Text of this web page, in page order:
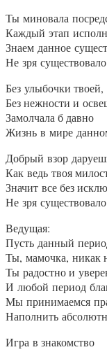
Ты миновала
Каждый этап
Знаем данное
Не зря
Без улыбочки твоей,
Без нежности и
Замолчала б давно
Жизнь в мире
Добрый взор
Как ведь твоя
Значит все без
Не зря
Ведущая:
Пусть данный
Ты, мамочка, никак
Ты радостно и
И любой период
Мы принимаемся
Наполнить
Игра в знакомство